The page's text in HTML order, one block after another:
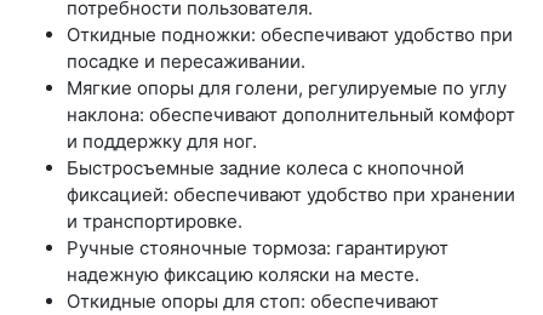
потребности пользователя.
Откидные подножки: обеспечивают удобство при
посадке и пересаживании.
Мягкие опоры для голени, регулируемые по углу
наклона: обеспечивают дополнительный комфорт
и поддержку для ног.
Быстросъемные задние колеса с кнопочной
фиксацией: обеспечивают удобство при хранении
и транспортировке.
Ручные стояночные тормоза: гарантируют
надежную фиксацию коляски на месте.
Откидные опоры для стоп: обеспечивают